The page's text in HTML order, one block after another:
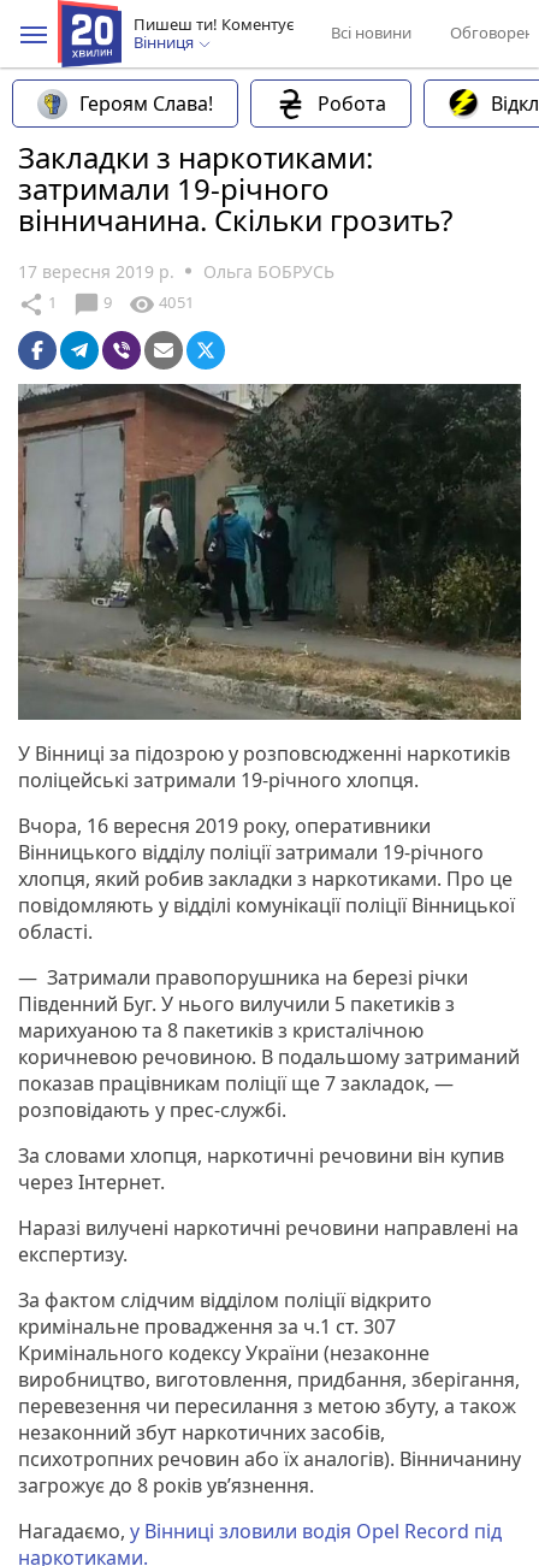
Пишеш ти! Коментує
Вінниця
Всі новини
Героям Слава! Робота
Закладки з наркотиками:
затримали 19-річного
вінничанина. Скільки грозить?
17 вересня 2019 р. Ольга БОБРУСЬ
share 1 chat_bubble 9 visibility 4051
У Вінниці за підозрою у розповсюдженні наркотиків
поліцейські затримали 19-річного хлопця.
Вчора, 16 вересня 2019 року, оперативники
Вінницького відділу поліції затримали 19-річного
хлопця, який робив закладки з наркотиками. Про це
повідомляють у відділі комунікації поліції Вінницької
області.
— Затримали правопорушника на березі річки
Південний Буг. У нього вилучили 5 пакетиків з
марихуаною та 8 пакетиків з кристалічною
коричневою речовиною. В подальшому затриманий
показав працівникам поліції ще 7 закладок, —
розповідають у прес-службі.
За словами хлопця, наркотичні речовини він купив
через Інтернет.
Наразі вилучені наркотичні речовини направлені на
експертизу.
За фактом слідчим відділом поліції відкрито
кримінальне провадження за ч.1 ст. 307
Кримінального кодексу України (незаконне
виробництво, виготовлення, придбання, зберігання,
перевезення чи пересилання з метою збуту, а також
незаконний збут наркотичних засобів,
психотропних речовин або їх аналогів). Вінничанину
загрожує до 8 років ув’язнення.
Нагадаємо, у Вінниці зловили водія Opel Record під
наркотиками.